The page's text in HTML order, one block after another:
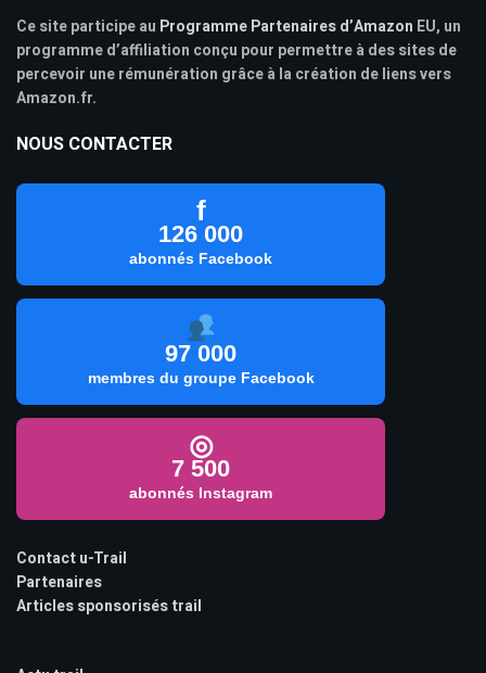
Ce site participe au Programme Partenaires d’Amazon EU, un
programme d’affiliation conçu pour permettre à des sites de
percevoir une rémunération grâce à la création de liens vers
Amazon.fr.
NOUS CONTACTER
f
126 000
abonnés Facebook
97 000
membres du groupe Facebook
◎
7 500
abonnés Instagram
Contact u-Trail
Partenaires
Articles sponsorisés trail